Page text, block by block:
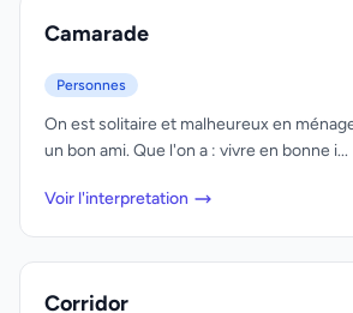
Camarade
Personnes
On est solitaire et malheureux en
un bon ami. Que l'on a : vivre en bonne i...
Voir l'interpretation
Corridor